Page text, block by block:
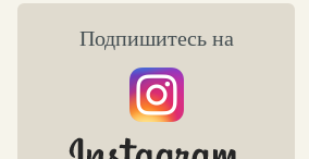
Подпишитесь на